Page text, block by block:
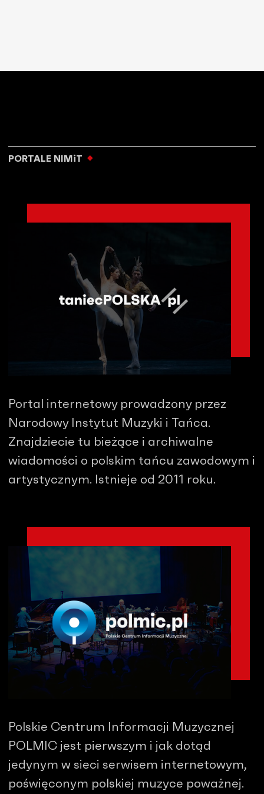
PORTALE NIMiT
Portal internetowy prowadzony przez
Narodowy Instytut Muzyki i Tańca.
Znajdziecie tu bieżące i archiwalne
wiadomości o polskim tańcu zawodowym i
artystycznym. Istnieje od 2011 roku.
Polskie Centrum Informacji Muzycznej
POLMIC jest pierwszym i jak dotąd
jedynym w sieci serwisem internetowym,
poświęconym polskiej muzyce poważnej.